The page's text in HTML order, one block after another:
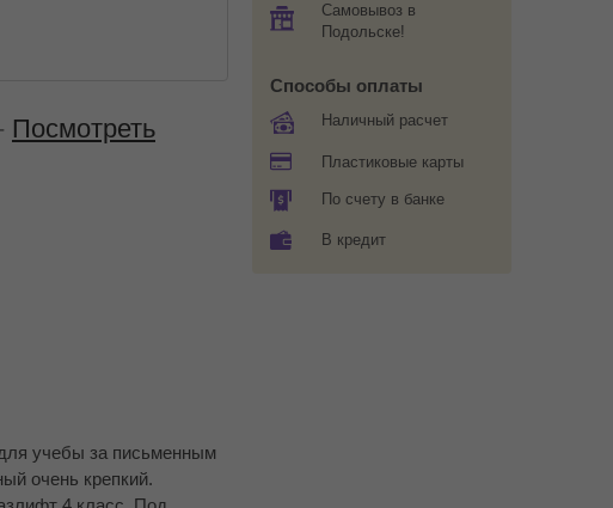
Самовывоз в
Подольске!
Способы оплаты
Наличный расчет
Пластиковые карты
По счету в банке
В кредит
Посмотреть
учебы за письменным
очень крепкий.